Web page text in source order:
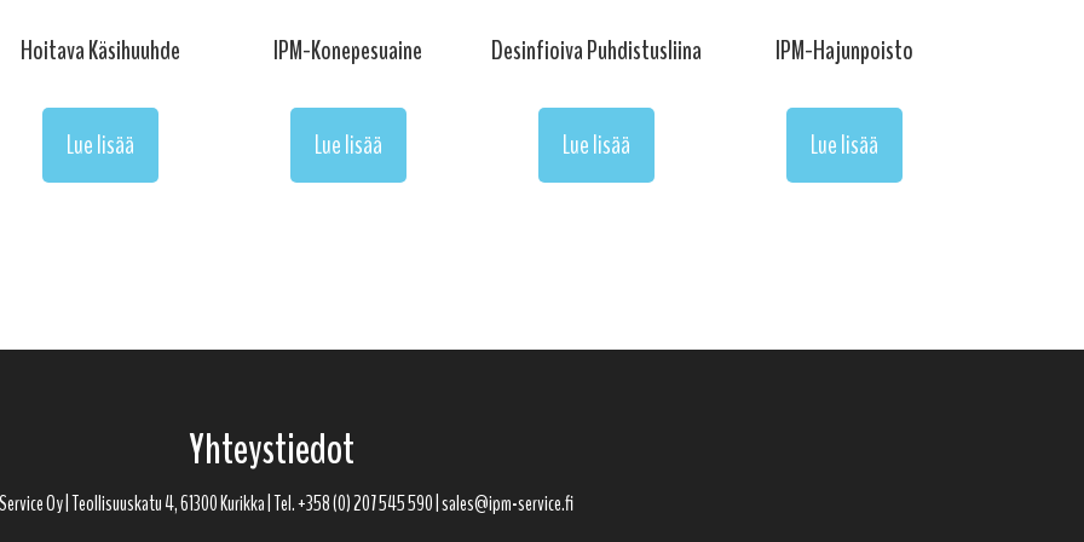
Hoitava Käsihuuhde
Lue lisää
IPM-Konepesuaine
Lue lisää
Desinfioiva Puhdistusliina
Lue lisää
IPM-Hajunpoisto
Lue lisää
Yhteystiedot
Oy | Teollisuuskatu 4, 61300 Kurikka | Tel. +358 (0) 207 545 590 | sales@ipm-service.fi